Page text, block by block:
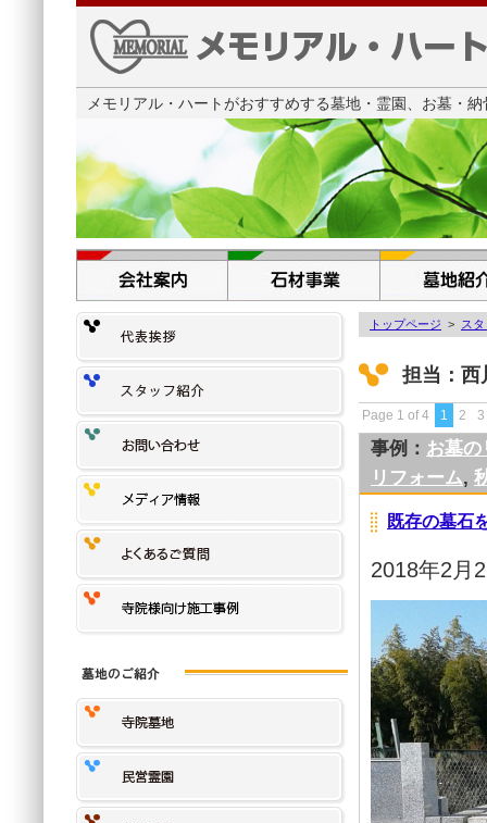
メモリアル・ハートがおすすめする墓地・霊園、お墓
トップページ > ス
担当：西
Page 1 of 4 1 2 3
事例： お墓の
リフォーム,
既存の墓石
2018年2月